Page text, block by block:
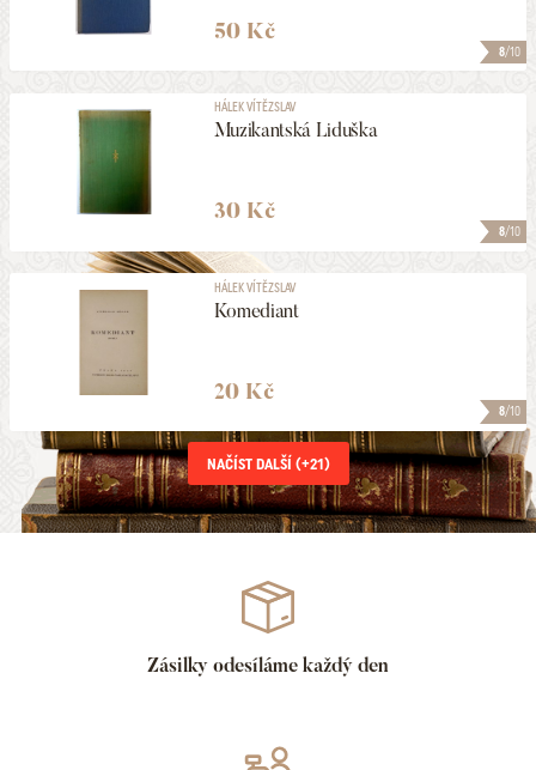
8/10
50 Kč
8/10
HÁLEK VÍTĚZSLAV
Muzikantská Liduška
30 Kč
8/10
HÁLEK VÍTĚZSLAV
Komediant
20 Kč
NAČÍST DALŠÍ (+21)
Zásilky odesíláme každý den